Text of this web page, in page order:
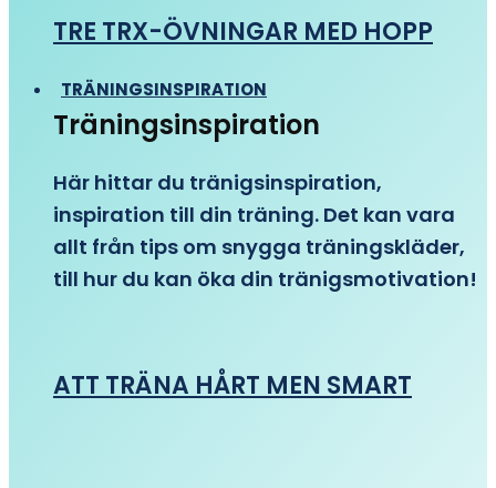
TRE TRX-ÖVNINGAR MED HOPP
TRÄNINGSINSPIRATION
Träningsinspiration
Här hittar du tränigsinspiration,
inspiration till din träning. Det kan vara
allt från tips om snygga träningskläder,
till hur du kan öka din tränigsmotivation!
ATT TRÄNA HÅRT MEN SMART